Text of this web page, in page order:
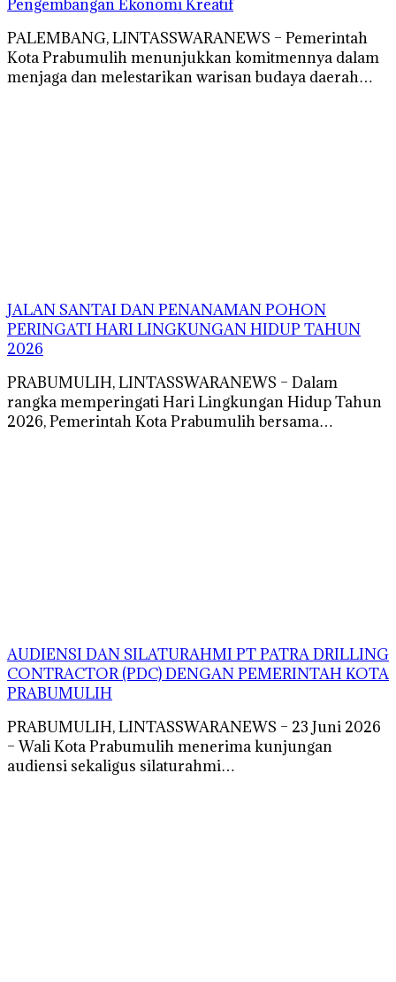
Pengembangan Ekonomi Kreatif
PALEMBANG, LINTASSWARANEWS – Pemerintah
Kota Prabumulih menunjukkan komitmennya dalam
menjaga dan melestarikan warisan budaya daerah…
JALAN SANTAI DAN PENANAMAN POHON
PERINGATI HARI LINGKUNGAN HIDUP TAHUN
2026
PRABUMULIH, LINTASSWARANEWS – Dalam
rangka memperingati Hari Lingkungan Hidup Tahun
2026, Pemerintah Kota Prabumulih bersama…
AUDIENSI DAN SILATURAHMI PT PATRA DRILLING
CONTRACTOR (PDC) DENGAN PEMERINTAH KOTA
PRABUMULIH
PRABUMULIH, LINTASSWARANEWS – 23 Juni 2026
– Wali Kota Prabumulih menerima kunjungan
audiensi sekaligus silaturahmi…